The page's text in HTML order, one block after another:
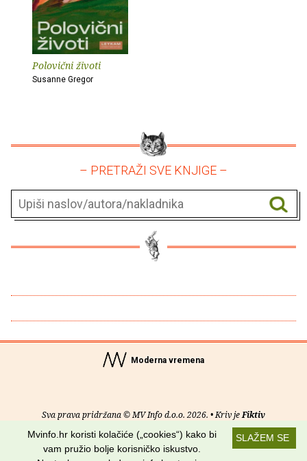
Polovični životi
Susanne Gregor
– PRETRAŽI SVE KNJIGE –
Moderna vremena
Sva prava pridržana © MV Info d.o.o. 2026. • Kriv jeFiktiv
O nama• Pomoć• Uvjeti korištenja•RSS kanaliSLAŽEM SE
Mvinfo.hr koristi kolačiće („cookies“) kako bi
vam pružio bolje korisničko iskustvo.